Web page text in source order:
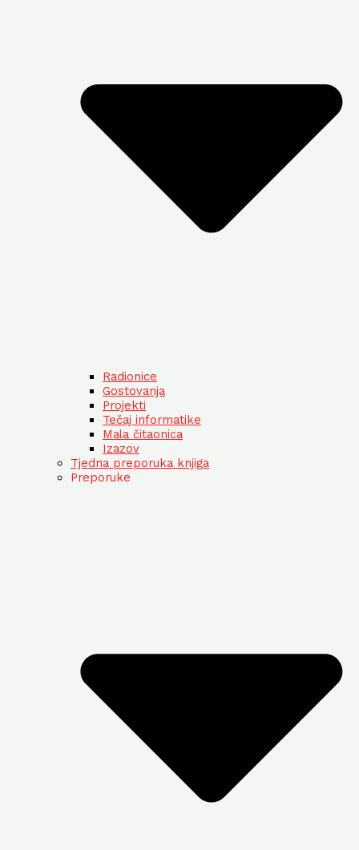
Radionice
Gostovanja
Projekti
Tečaj informatike
Mala čitaonica
Izazov
Tjedna preporuka knjiga
Preporuke